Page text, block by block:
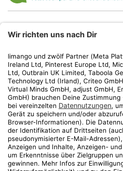
Kundenservice
Shop
Aktionen
Travel